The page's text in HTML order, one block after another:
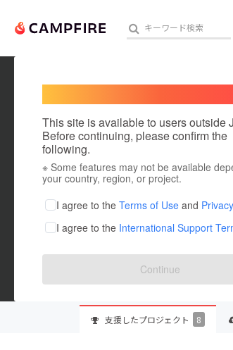
人気のプロジェク
アート・写真
テクノロジー・ガ
映像・映画
ビジネス・起業
まちづくり・地
This site is available to users outside
Before continuing, please confirm the
following.
※ Some features may not be available
your country, region, or project.
I agree to the Terms of Use and
I agree to the International Support
Continue
支援したプロジェクト 8